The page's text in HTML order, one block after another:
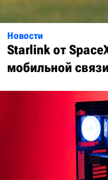
Новости
Starlink от
мобильной связи